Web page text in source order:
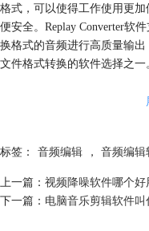
格式，可以使得工作使用更
便安全。Replay Converter软
换格式的音频进行高质量输
文件格式转换的软件选择之一
Goldwave是一款专业级的音
编辑服务，同时还支持音频
持，能够兼容不同的格式转换
转换器软件中受到众多的用户
音频格式转换器哪个软件好
上面介绍的三款音频转换处
标签： 音频编辑 ， 音频编辑
上一篇： 视频降噪软件哪个
下一篇： 电脑音乐剪辑软件